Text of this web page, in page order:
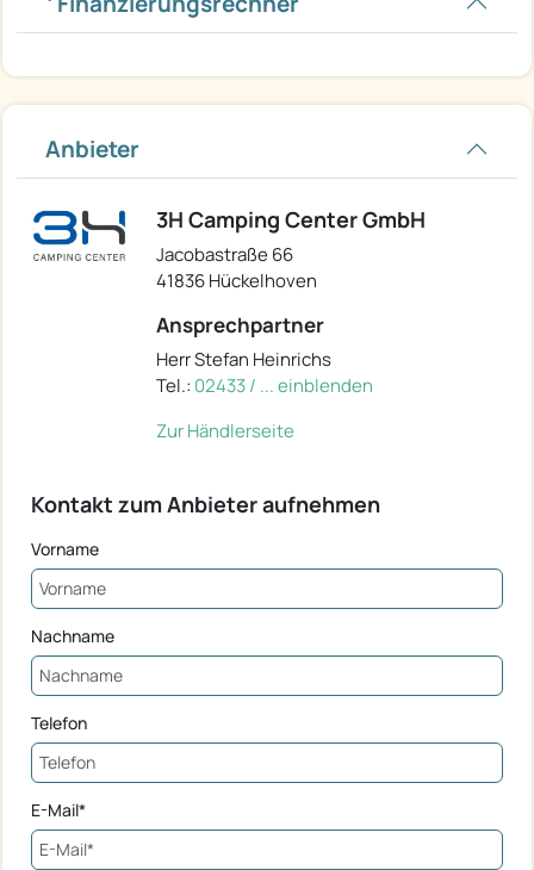
Anbieter
3H Camping Center GmbH
Jacobastraße 66
41836 Hückelhoven
Ansprechpartner
Herr Stefan Heinrichs
Tel.: 02433 / ... einblenden
Zur Händlerseite
Kontakt zum Anbieter aufnehmen
Vorname
Nachname
Telefon
E-Mail*